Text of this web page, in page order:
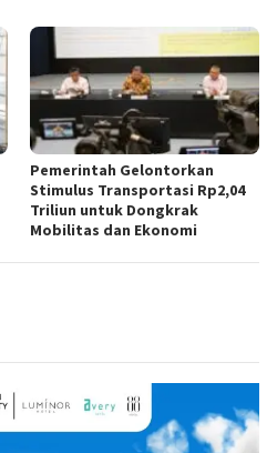
Pemerintah Gelontorkan
Stimulus Transportasi Rp2,04
Triliun untuk Dongkrak
Mobilitas dan Ekonomi